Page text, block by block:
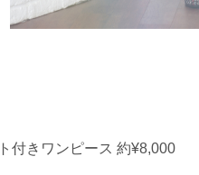
付きワンピース 約¥8,000